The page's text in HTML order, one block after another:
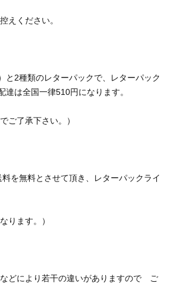
2種類のレターパックで、レターパック
を無料とさせて頂き、レターパックライ
どにより若干の違いがありますので　ご